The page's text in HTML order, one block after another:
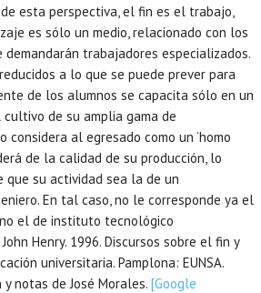
esta perspectiva, el fin es el trabajo,
es sólo un medio, relacionado con los
demandarán trabajadores especializados.
a lo que se puede prever para
de los alumnos se capacita sólo en un
de su amplia gama de
considera al egresado como un ‘homo
de la calidad de su producción, lo
que su actividad sea la de un
En tal caso, no le corresponde ya el
el de instituto tecnológico
John Henry. 1996. Discursos sobre el fin y
universitaria. Pamplona: EUNSA.
notas de José Morales. [Google